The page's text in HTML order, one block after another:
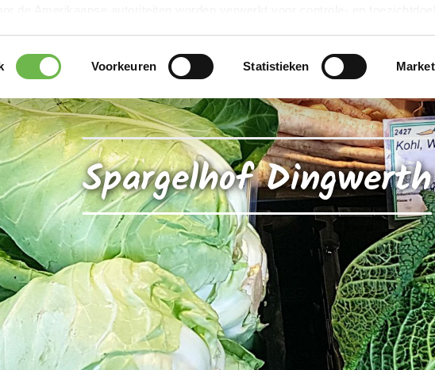
plaatsvinden. Voor meer informatie, zie onze privacyverklaring.
hier graag meer gedetailleerde informatie:
|Impressum
Voorkeuren Statistieken
Spargelhof Dingwerth